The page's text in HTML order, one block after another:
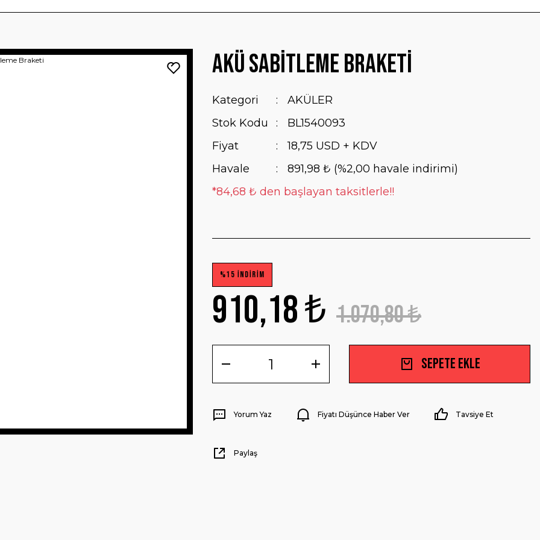
Akü Sabitleme Braketi
Kategori
AKÜLER
Stok Kodu
BL1540093
Fiyat
18,75 USD + KDV
Havale
891,98 ₺ (%2,00 havale indirimi)
*84,68 ₺ den başlayan taksitlerle!!
%15 İNDİRİM
910,18 ₺ 1.070,80 ₺
Sepete Ekle
Yorum Yaz Fiyatı Düşünce Haber Ver Tavsiye Et
Paylaş